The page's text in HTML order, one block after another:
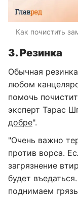
Как почистить
3. Резинка
Обычная
любом
помочь
эксперт Тарас
добре".
"Очень важно
против ворса.
загрязнение
будет
поднимаем